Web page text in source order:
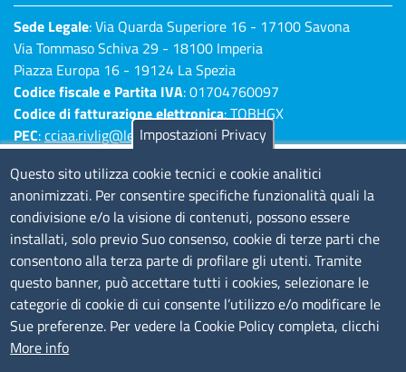
Sede Legale: Via Quarda Superiore 16 - 17100 Savona
Via Tommaso Schiva 29 - 18100 Imperia
Piazza Europa 16 - 19124 La Spezia
Codice fiscale e Partita IVA: 01704760097
Codice di fatturazione elettronica: TQBHGX
PEC:cciaa.rivlig@legalmail.it
Imperia 0183 7931 - La Spezia 0187 7281
Amministrazione Trasparente
Consulta tutte le sezioni
Bilanci
Bandi di concorso
Procedimenti
Provvedimenti
Impostazioni Privacy
Questo sito utilizza cookie tecnici e cookie analitici
anonimizzati. Per consentire specifiche funzionalità quali la
condivisione e/o la visione di contenuti, possono essere
installati, solo previo Suo consenso, cookie di terze parti che
consentono alla terza parte di profilare gli utenti. Tramite
questo banner, può accettare tutti i cookies, selezionare le
categorie di cookie di cui consente l’utilizzo e/o modificare le
Sue preferenze. Per vedere la Cookie Policy completa, clicchi
More info